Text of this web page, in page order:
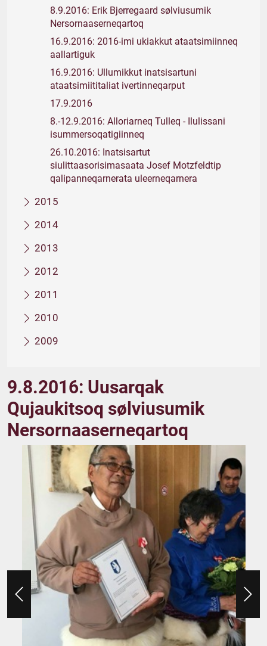
8.9.2016: Erik Bjerregaard sølviusumik
Nersornaaserneqartoq
16.9.2016: 2016-imi ukiakkut ataatsimiinneq
aallartiguk
16.9.2016: Ullumikkut inatsisartuni
ataatsimiititaliat ivertinneqarput
17.9.2016
8.-12.9.2016: Alloriarneq Tulleq - Ilulissani
isummersoqatigiinneq
26.10.2016: Inatsisartut
siulittaasorisimasaata Josef Motzfeldtip
qalipanneqarnerata uleerneqarnera
2015
2014
2013
2012
2011
2010
2009
9.8.2016: Uusarqak
Qujaukitsoq sølviusumik
Nersornaaserneqartoq